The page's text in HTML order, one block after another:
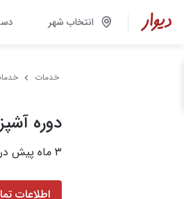
انتخاب شهر
خدمات
دوره
۳ ماه پیش در تهران، آذربایجان، خ بهروز
اطلاعات